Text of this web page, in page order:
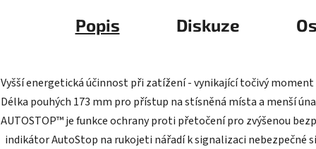
Popis Diskuze
Vyšší energetická účinnost při zatížení - vynikající točivý moment
Délka pouhých 173 mm pro přístup na stísněná místa a menší
AUTOSTOP™ je funkce ochrany proti přetočení pro zvýšenou
indikátor AutoStop na rukojeti nářadí k signalizaci nebezpečné